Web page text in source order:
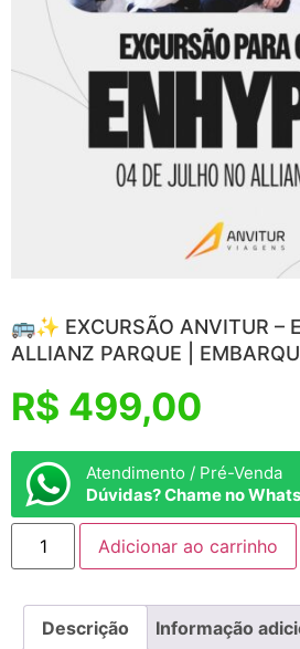
🚌✨ EXCURSÃO ANVITUR –
ALLIANZ PARQUE |
R$ 499,00
Atendimento / Pré-Venda
Dúvidas? Chame no
Adicionar ao carrinho
Descrição Informação